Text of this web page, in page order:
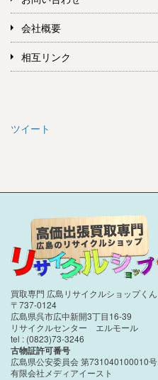
会社概要
相互リンク
ツイート
買取専門 広島リサイクルショップくん
〒737-0124
広島県呉市広中新開3丁目16-39
リサイクルセンター エルモール
tel : (0823)73-3246
古物証許可番号
広島県公安委員会 第731040100010号
有限会社メディアイースト